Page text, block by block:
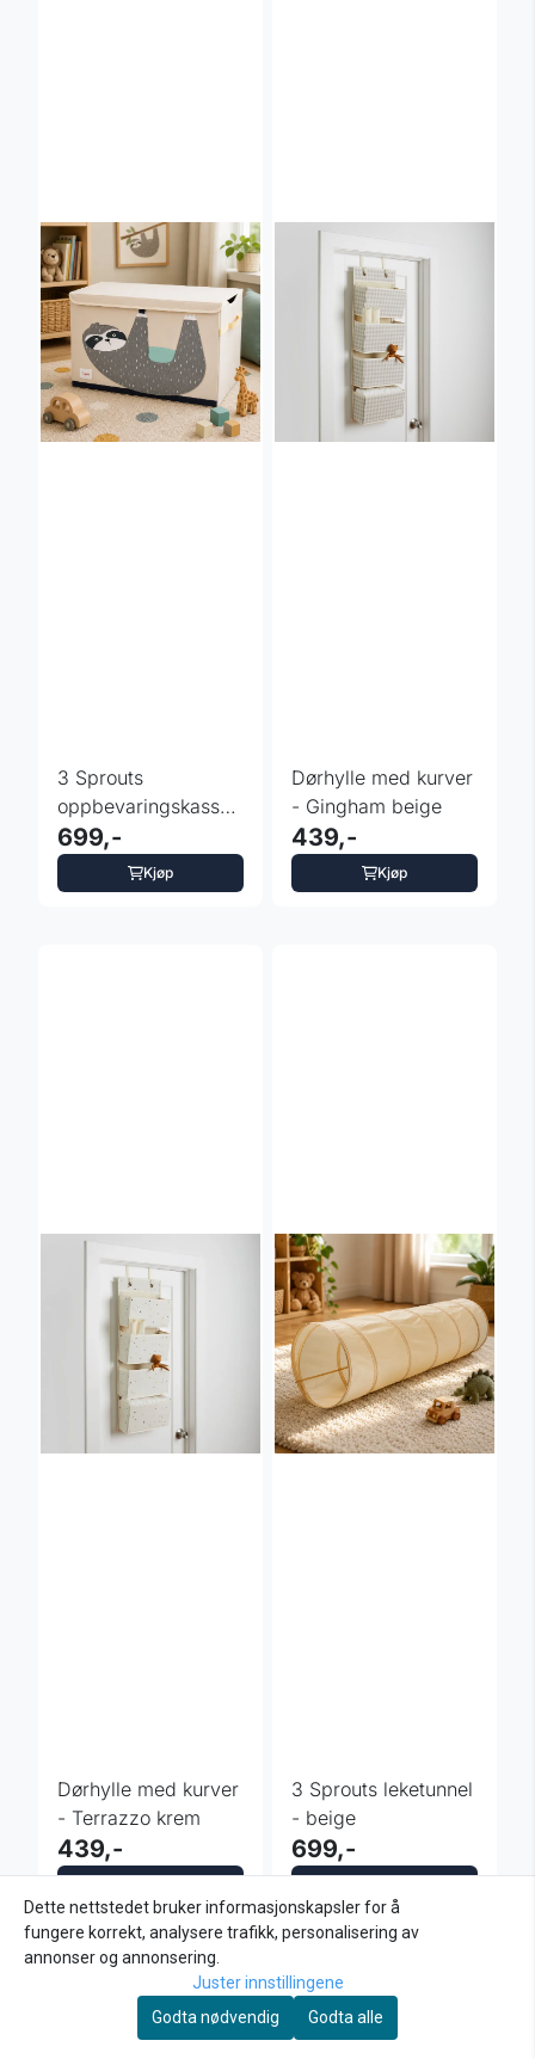
3 Sprouts
oppbevaringskasse
med lokk -
Dovendyr
699,-
Kjøp
Dørhylle med kurver
- Gingham beige
439,-
Kjøp
Dørhylle med kurver
- Terrazzo krem
439,-
3 Sprouts leketunnel
- beige
699,-
Dette nettstedet bruker informasjonskapsler for å
fungere korrekt, analysere trafikk, personalisering av
annonser og annonsering.
Juster innstillingene
Godta nødvendig
Godta alle